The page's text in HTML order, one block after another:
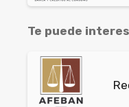
Te puede